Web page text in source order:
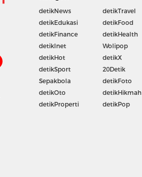
detikNews
detikEdukasi
detikFinance
detikInet
detikHot
detikSport
Sepakbola
detikOto
detikProperti
detikTravel
detikFood
detikHealth
Wolipop
detikX
20Detik
detikFoto
detikHikmah
detikPop